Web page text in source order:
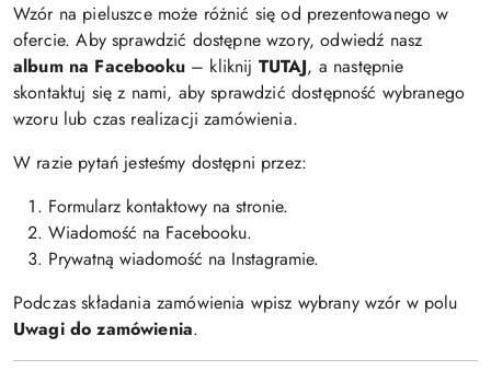
Wzór na pieluszce może różnić się od prezentowanego w
ofercie. Aby sprawdzić dostępne wzory, odwiedź nasz
album na Facebooku– kliknij TUTAJ, a następnie
skontaktuj się z nami, aby sprawdzić dostępność wybranego
wzoru lub czas realizacji zamówienia.
W razie pytań jesteśmy dostępni przez:
Formularz kontaktowy na stronie.
Wiadomość na Facebooku.
Prywatną wiadomość na Instagramie.
Podczas składania zamówienia wpisz wybrany wzór w polu
Uwagi do zamówienia.